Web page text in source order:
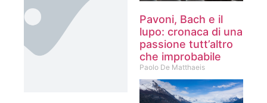
Pavoni, Bach e il
lupo: cronaca di una
passione tutt’altro
che improbabile
Paolo De Matthaeis